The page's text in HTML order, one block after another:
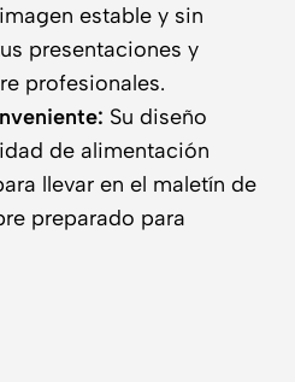
estable y sin
presentaciones y
profesionales.
Su diseño
de alimentación
llevar en el maletín de
preparado para